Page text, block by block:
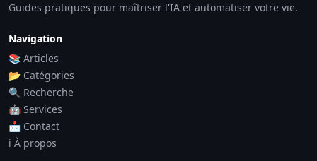
Guides pratiques pour maîtriser l'IA et automatiser votre vie.
Navigation
📚 Articles
📂 Catégories
🔍 Recherche
🤖 Services
📩 Contact
ℹ️ À propos